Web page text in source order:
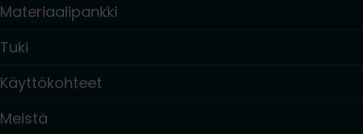
Materiaalipankki
Tuki
Käyttökohteet
Meistä